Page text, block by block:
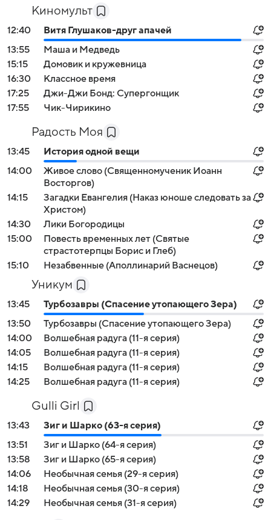
Киномульт
12:40
Витя Глушаков-друг апачей
13:55
Маша и Медведь
15:15
Домовик и кружевница
16:30
Классное время
17:25
Джи-Джи Бонд: Супергонщик
17:55
Чик-Чирикино
Радость Моя
13:45
История одной вещи
14:00
Живое слово (Священномученик Иоанн
Восторгов)
14:15
Загадки Евангелия (Наказ юноше следовать за
Христом)
14:30
Лики Богородицы
15:00
Повесть временных лет (Святые
страстотерпцы Борис и Глеб)
15:10
Незабвенные (Аполлинарий Васнецов)
Уникум
13:45
Турбозавры (Спасение утопающего Зера)
13:50
Турбозавры (Спасение утопающего Зера)
14:00
Волшебная радуга (11-я серия)
14:05
Волшебная радуга (11-я серия)
14:15
Волшебная радуга (11-я серия)
14:25
Волшебная радуга (11-я серия)
Gulli Girl
13:43
Зиг и Шарко (63-я серия)
13:51
Зиг и Шарко (64-я серия)
13:58
Зиг и Шарко (65-я серия)
14:06
Необычная семья (29-я серия)
14:18
Необычная семья (30-я серия)
14:29
Необычная семья (31-я серия)